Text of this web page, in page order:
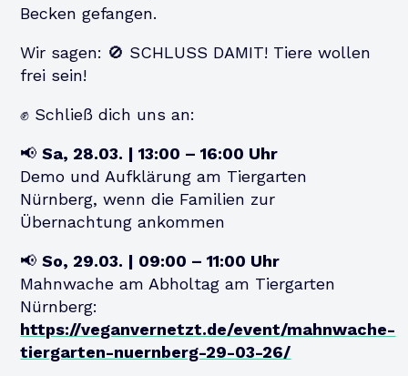
Becken gefangen.
Wir sagen: 🚫 SCHLUSS DAMIT! Tiere wollen
frei sein!
✊ Schließ dich uns an:
📢Sa, 28.03. | 13:00 – 16:00 Uhr
Demo und Aufklärung am Tiergarten
Nürnberg, wenn die Familien zur
Übernachtung ankommen
📢So, 29.03. | 09:00 – 11:00 Uhr
Mahnwache am Abholtag am Tiergarten
Nürnberg:
https://veganvernetzt.de/event/mahnwache-
tiergarten-nuernberg-29-03-26/